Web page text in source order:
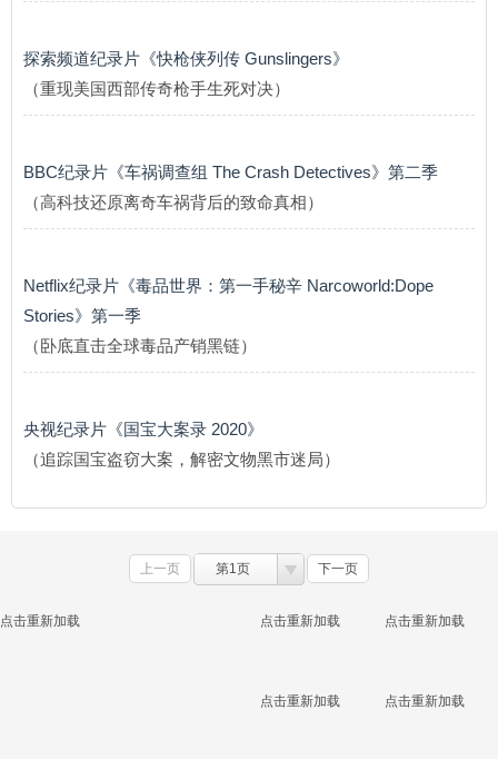
探索频道纪录片《快枪侠列传 Gunslingers》
（重现美国西部传奇枪手生死对决）
BBC纪录片《车祸调查组 The Crash Detectives》第二季
（高科技还原离奇车祸背后的致命真相）
Netflix纪录片《毒品世界：第一手秘辛 Narcoworld:Dope
Stories》第一季
（卧底直击全球毒品产销黑链）
央视纪录片《国宝大案录 2020》
（追踪国宝盗窃大案，解密文物黑市迷局）
上一页 第1页 下一页
点击重新加载 点击重新加载 点击重新加载
点击重新加载 点击重新加载